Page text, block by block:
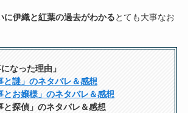
に伊織と紅葉の過去がわかるとても大事なお
なった理由」
と謎」のネタバレ＆感想
とお嬢様」のネタバレ＆感想
と探偵」のネタバレ＆感想